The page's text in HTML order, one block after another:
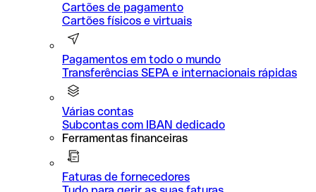
Cartões de pagamento
Cartões físicos e virtuais
Pagamentos em todo o mundo
Transferências SEPA e internacionais rápidas
Várias contas
Subcontas com IBAN dedicado
Ferramentas financeiras
Faturas de fornecedores